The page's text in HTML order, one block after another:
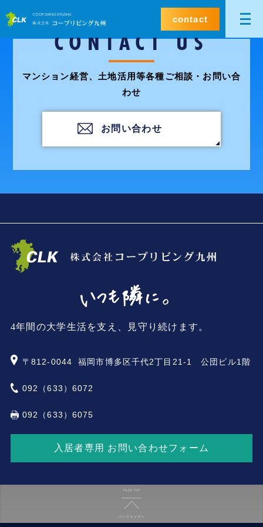
contact
CONTACT US
マンション経営、土地活用等各種ご相談・お問い合
わせ
お問い合わせ
4年間の大学生活を支え、見守り続けます。
〒812-0044 福岡市博多区千代2丁目21-1 公団ビル1階
092（633）6072
092（633）6075
入居者専用 お問い合わせフォーム